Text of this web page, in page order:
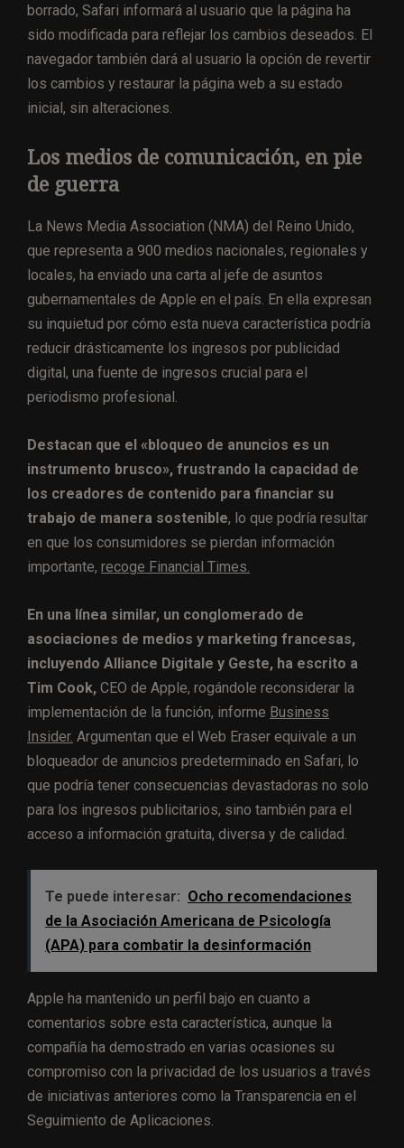
borrado, Safari informará al usuario que la página ha
sido modificada para reflejar los cambios deseados. El
navegador también dará al usuario la opción de revertir
los cambios y restaurar la página web a su estado
inicial, sin alteraciones.
Los medios de comunicación, en pie
de guerra
La News Media Association (NMA) del Reino Unido,
que representa a 900 medios nacionales, regionales y
locales, ha enviado una carta al jefe de asuntos
gubernamentales de Apple en el país. En ella expresan
su inquietud por cómo esta nueva característica podría
reducir drásticamente los ingresos por publicidad
digital, una fuente de ingresos crucial para el
periodismo profesional.
Destacan que el «bloqueo de anuncios es un
instrumento brusco», frustrando la capacidad de
los creadores de contenido para financiar su
trabajo de manera sostenible, lo que podría resultar
en que los consumidores se pierdan información
importante, recoge Financial Times.
En una línea similar, un conglomerado de
asociaciones de medios y marketing francesas,
incluyendo Alliance Digitale y Geste, ha escrito a
Tim Cook, CEO de Apple, rogándole reconsiderar la
implementación de la función, informe Business
Insider. Argumentan que el Web Eraser equivale a un
bloqueador de anuncios predeterminado en Safari, lo
que podría tener consecuencias devastadoras no solo
para los ingresos publicitarios, sino también para el
acceso a información gratuita, diversa y de calidad.
Te puede interesar: Ocho recomendaciones
de la Asociación Americana de Psicología
(APA) para combatir la desinformación
Apple ha mantenido un perfil bajo en cuanto a
comentarios sobre esta característica, aunque la
compañía ha demostrado en varias ocasiones su
compromiso con la privacidad de los usuarios a través
de iniciativas anteriores como la Transparencia en el
Seguimiento de Aplicaciones.